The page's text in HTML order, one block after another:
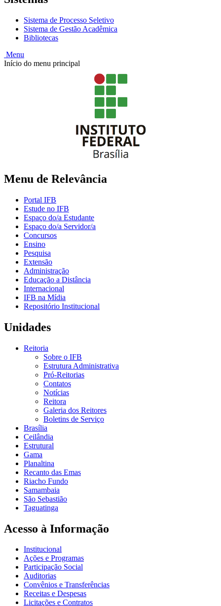
Sistema de Processo Seletivo
Sistema de Gestão Acadêmica
Bibliotecas
Menu
Início do menu principal
Menu de Relevância
Portal IFB
Estude no IFB
Espaço do/a Estudante
Espaço do/a Servidor/a
Concursos
Ensino
Pesquisa
Extensão
Administração
Educação a Distância
Internacional
IFB na Mídia
Repositório Institucional
Unidades
Reitoria
Sobre o IFB
Estrutura Administrativa
Pró-Reitorias
Contatos
Notícias
Reitora
Galeria dos Reitores
Boletins de Serviço
Brasília
Ceilândia
Estrutural
Gama
Planaltina
Recanto das Emas
Riacho Fundo
Samambaia
São Sebastião
Taguatinga
Acesso à Informação
Institucional
Ações e Programas
Participação Social
Auditorias
Convênios e Transferências
Receitas e Despesas
Licitações e Contratos